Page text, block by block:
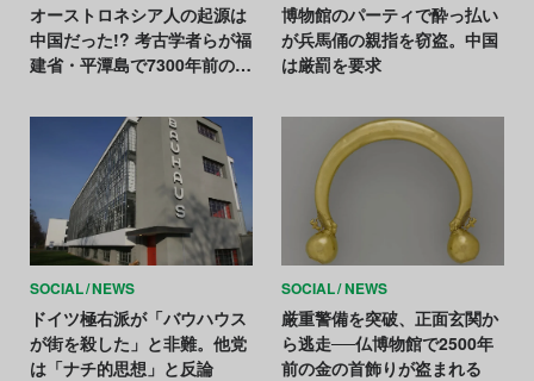
オーストロネシア人の起源は
中国だった!? 考古学者らが福
建省・平潭島で7300年前の文
博物館のパーティで酔っ払い
が兵馬俑の親指を窃盗。中国
は厳罰を要求
SOCIAL NEWS
ドイツ極右派が「バウハウス
が街を殺した」と非難。他党
は「ナチ的思想」と反論
SOCIAL NEWS
厳重警備を突破、正面玄関か
ら逃走──仏博物館で2500年
前の金の首飾りが盗まれる